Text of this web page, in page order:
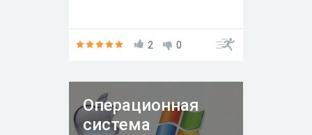
2 0
Операционная
система